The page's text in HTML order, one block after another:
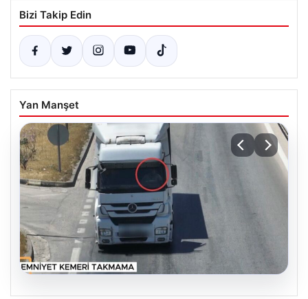
Bizi Takip Edin
Yan Manşet
06.08.2026